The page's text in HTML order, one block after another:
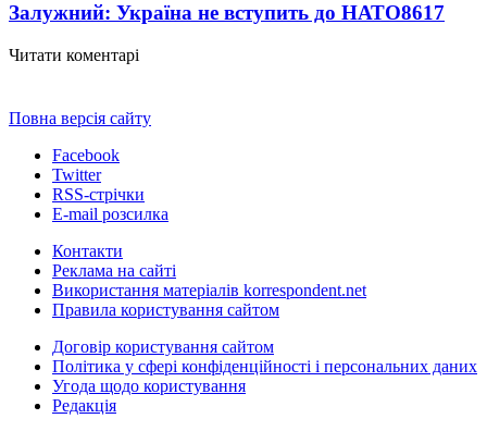
Залужний: Україна не вступить до НАТО8617
Читати коментарі
Повна версія сайту
Facebook
Twitter
RSS-стрічки
E-mail розсилка
Контакти
Реклама на сайті
Використання матеріалів korrespondent.net
Правила користування сайтом
Договір користування сайтом
Політика у сфері конфіденційності і персональних даних
Угода щодо користування
Редакція